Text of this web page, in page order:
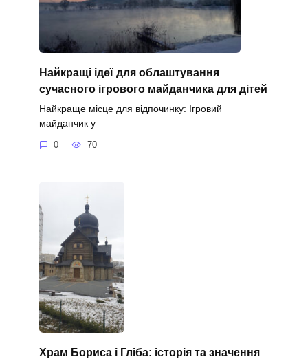
Найкращі ідеї для облаштування
сучасного ігрового майданчика для дітей
Найкраще місце для відпочинку: Ігровий
майданчик у
0 70
Храм Бориса і Гліба: історія та значення